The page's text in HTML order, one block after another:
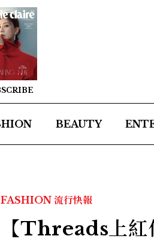
BEAUTY
FASHION 流行快報
【Threads上